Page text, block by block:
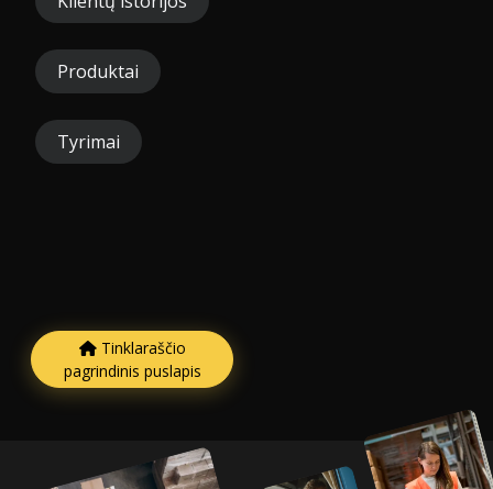
Produktai
Tyrimai
Tinklaraščio
pagrindinis puslapis